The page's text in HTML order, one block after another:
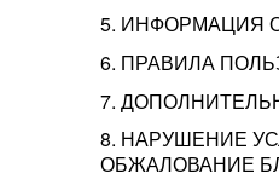
5. ИНФОРМАЦИЯ
6. ПРАВИЛА
7.
8. НАРУШЕНИЕ
ОБЖАЛОВАНИЕ